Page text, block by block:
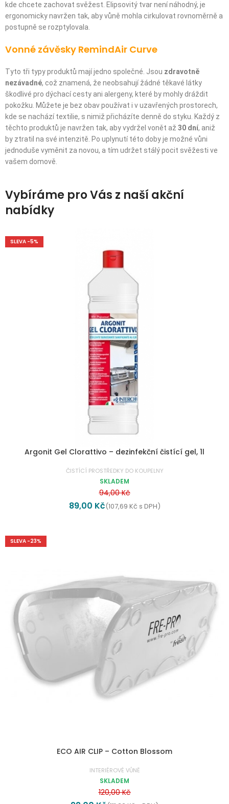
kde chcete zachovat svěžest. Elipsovitý tvar není náhodný, je
ergonomicky navržen tak, aby vůně mohla cirkulovat rovnoměrně a
postupně se rozptylovala.
Vonné závěsky RemindAir Curve
Tyto tři typy produktů mají jedno společné. Jsou zdravotně
nezávadné, což znamená, že neobsahují žádné těkavé látky
škodlivé pro dýchací cesty ani alergeny, které by mohly dráždit
pokožku. Můžete je bez obav používat i v uzavřených prostorech,
kde se nachází textilie, s nimiž přicházíte denně do styku. Každý z
těchto produktů je navržen tak, aby vydržel vonět až 30 dní, aniž
by ztratil na své intenzitě. Po uplynutí této doby je možné vůni
jednoduše vyměnit za novou, a tím udržet stálý pocit svěžesti ve
vašem domově.
Vybíráme pro Vás z naší akční
nabídky
SLEVA -5%
Argonit Gel Clorattivo – dezinfekční čistící gel, 1l
ČISTÍCÍ PROSTŘEDKY DO KOUPELNY
SKLADEM
94,00Kč
89,00 Kč(107,69 Kč s DPH)
SLEVA -23%
ECO AIR CLIP – Cotton Blossom
INTERIÉROVÉ VŮNĚ
SKLADEM
120,00Kč